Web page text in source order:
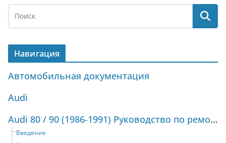
Навигация
Автомобильная документация
Audi
Audi 80 / 90 (1986-1991) Руководство по ремонту и техническому обслуживанию
Введение